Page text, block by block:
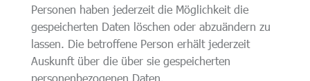
Personen haben jederzeit die Möglichkeit die
gespeicherten Daten löschen oder abzuändern zu
lassen. Die betroffene Person erhält jederzeit
Auskunft über die über sie gespeicherten
personenbezogenen Daten.